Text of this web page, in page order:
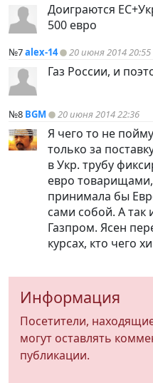
Доиграются
500 евро
№7alex-14 20 июня 2014 20:55
Газ России, и
№8 BGM 20 июня 2014 22:36
Я чего то не
только за
в Укр. трубу
евро
принимала бы
сами собой. А так
Газпром. Ясен
курсах, кто чего
Информация
Посетители,
могут оставлять
публикации.